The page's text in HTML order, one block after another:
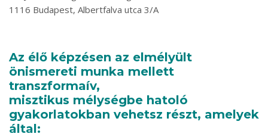
1116 Budapest, Albertfalva utca 3/A
Az élő képzésen az elmélyült
önismereti munka mellett
transzformaív,
misztikus mélységbe hatoló
gyakorlatokban vehetsz részt, amelyek
által: